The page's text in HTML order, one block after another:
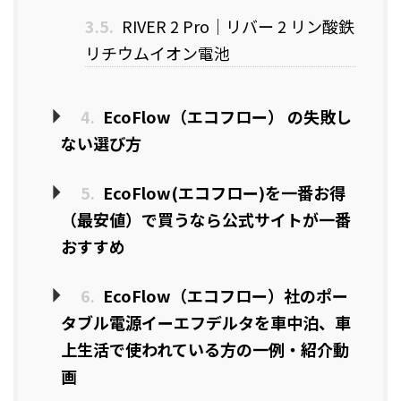
3.5. RIVER 2 Pro｜リバー 2 リン酸鉄
リチウムイオン電池
4. EcoFlow（エコフロー） の失敗し
ない選び方
5. EcoFlow(エコフロー)を一番お得
（最安値）で買うなら公式サイトが一番
おすすめ
6. EcoFlow（エコフロー）社のポー
タブル電源イーエフデルタを車中泊、車
上生活で使われている方の一例・紹介動
画